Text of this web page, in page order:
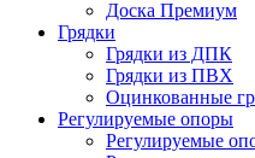
Доска Премиум
Грядки
Грядки из ДПК
Грядки из ПВХ
Оцинкованные
Регулируемые опоры
Регулируемые